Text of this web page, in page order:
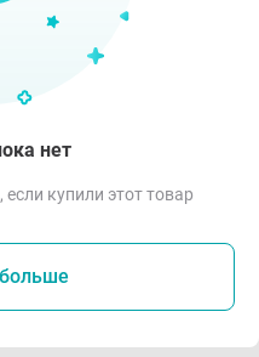
нет
купили этот товар